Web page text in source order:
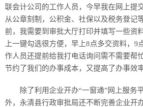
美食
军事
国际
情感
故事 美文
联会计公司的工作人员，今早我在网上提
从公章刻制，公积金、社保以及税务登记
前，我需要到审批大厅打印并填写一些资
上一键勾选很方便，早上8点多交资料，9
作人员还提前给我打电话询问需不需要帮
节约了我们的办事成本，又提高了办事效
除了利用企业开办“一窗通”网上服务
外，永清县行政审批局还不断完善企业开